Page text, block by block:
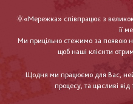
🌞«Мережка» співпрацює з великою
її
Ми прицільно стежимо за появою
щоб наші клієнти
Щодня ми працюємо для Вас,
процесу, та щасливі